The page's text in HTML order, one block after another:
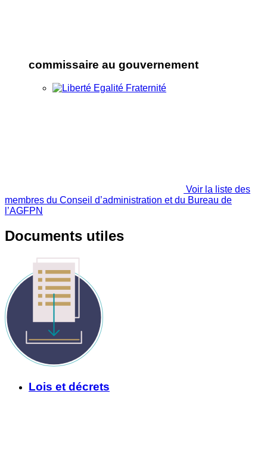
commissaire au gouvernement
Voir la liste des
membres du Conseil d’administration et du Bureau de
l’AGFPN
Documents utiles
Lois et décrets